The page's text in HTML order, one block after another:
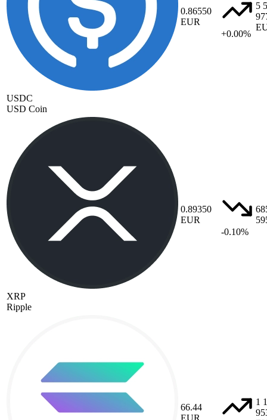
USDC
USD Coin
0.86550
EUR
+0.00%
5
XRP
Ripple
0.89350
EUR
-0.10%
66.44
EUR
1